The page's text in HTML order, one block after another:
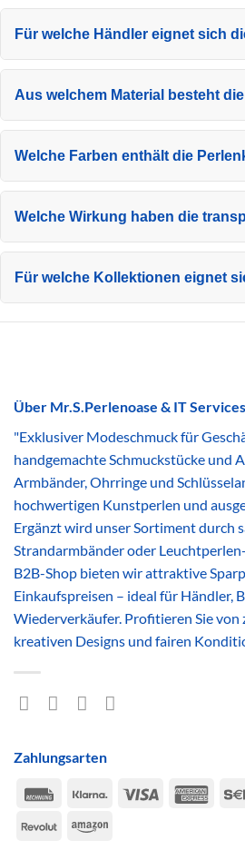
Für welche Händler eignet sich
Aus welchem Material besteht
Welche Farben enthält die
Welche Wirkung haben die
Für welche Kollektionen eignet
Über Mr.S.Perlenoase & IT Services
"Exklusiver Modeschmuck für
handgemachte Schmuckstücke und
Armbänder, Ohrringe und
hochwertigen Kunstperlen und
Ergänzt wird unser Sortiment durch
Strandarmbänder oder
B2B-Shop bieten wir attraktive
Einkaufspreisen – ideal für Händler,
Wiederverkäufer. Profitieren Sie
kreativen Designs und fairen
Zahlungsarten
Rechung
Klarna Visa
RevolutAmazon